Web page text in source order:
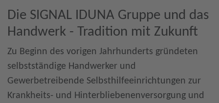
und Übermittlung Ihrer Daten ein. Sie können
Ihre Einwilligung jederzeit über "Cookie-
Einstellungen" widerrufen.
More Information
Accept
Powered byUsercentrics Consent
Die SIGNAL IDUNA Gruppe und das
Handwerk - Tradition mit Zukunft
Zu Beginn des vorigen Jahrhunderts gründeten
selbstständige Handwerker und
Gewerbetreibende Selbsthilfeeinrichtungen zur
Krankheits- und Hinterbliebenenversorgung und